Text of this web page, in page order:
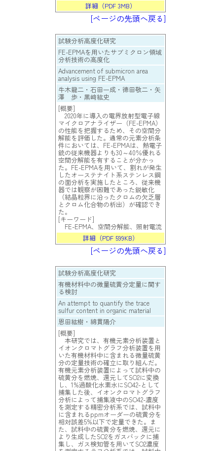
詳細（PDF 3MB）
[ページの先頭へ戻る]
試験分析高度化研究
FE-EPMAを用いたサブミクロン領域
分析技術の高度化
Advancement of submicron area
analysis using FE-EPMA
牛木龍二・石田一成・徳田敬二・矢
澤 歩・黒﨑紘史
[概要]
2020年に導入の電界放射型電子線
マイクロアナライザー（FE-EPMA）
の性能を把握するため、その空間分
解能を評価した。通常の元素分析条
件においては、FE-EPMAは、熱電子
銃の従来機器よりも30～40％優れる
空間分解能を有することが分かっ
た。FE-EPMAを用いて、割れが発生
したオーステナイト系ステンレス鋼
の面分析を実施したところ、従来機
器では観察が困難であった鋭敏化
（結晶粒界に沿ったクロムの欠乏層
とクロム化合物の析出）が確認でき
た。
[キーワード]
FE-EPMA、空間分解能、照射電流
詳細（PDF 599KB）
[ページの先頭へ戻る]
試験分析高度化研究
有機材料中の微量硫黄分定量に関す
る検討
An attempt to quantify the trace
sulfur content in organic material
恩田紘樹・綿貫陽介
[概要]
本研究では、有機元素分析装置と
イオンクロマトグラフ分析装置を用
いた有機材料中に含まれる微量硫黄
分の定量技術の確立に取り組んだ。
有機元素分析装置によって試料中の
硫黄分を燃焼、還元してSO2に変換
し、1%過酸化水素水にSO42-として
捕集した後、イオンクロマトグラフ
分析によって捕集液中のSO42-濃度
を測定する精密分析系では、試料中
に含まれるppmオーダーの硫黄分を
相対誤差5%以下で定量できた。ま
た、試料中の硫黄分を燃焼、還元に
より生成したSO2をガスバックに捕
集し、ガス検知管を用いてSO2濃度